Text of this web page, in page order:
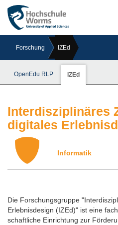
Forschung IZEd
OpenEdu RLP IZEd
Interdisziplinäres
digitales
Informatik
Previous
Die Forschungsgruppe
Erlebnisdesign (IZEd)" ist eine
schaftliche Einrichtung zur